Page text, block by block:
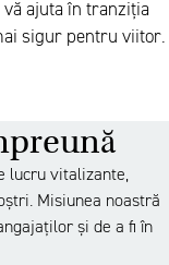
ajuta în tranziția
sigur pentru viitor.
lucru vitalizante,
Misiunea noastră
și de a fi în